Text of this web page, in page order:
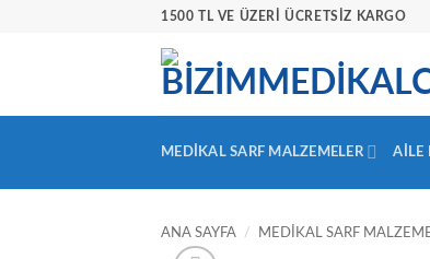
1500 TL VE ÜZERİ ÜCRETSİZ KARGO
MEDIKAL SARF MALZEMELER AILE
ANA SAYFA / MEDIKAL SARF